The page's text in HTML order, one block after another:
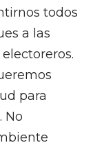
todos
a las
para
No